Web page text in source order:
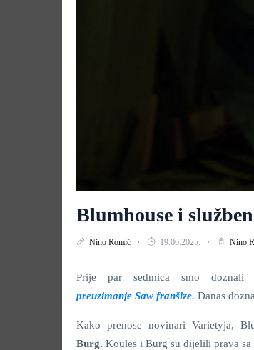
Blumhouse i
Nino Romić 19.06.2025. Nino
Prije par sedmica smo doznali
preuzimanje Saw franšize. Danas
Kako prenose novinari Varietyja,
Burg. Koules i Burg su dijelili prava